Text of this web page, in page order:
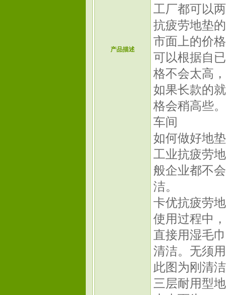
产品描述
工厂都可以
抗疲劳地垫
市面上的价
可以根据自
格不会太高
如果长款的
格会稍高些
车间
如何做好地
工业抗疲劳
般企业都不
洁。
卡优抗疲劳
使用过程中
直接用湿毛
清洁。无须
此图为刚清
三层耐用型